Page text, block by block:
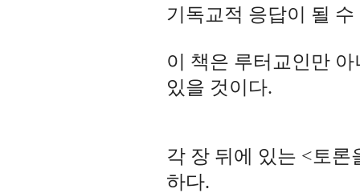
기독교적 응답이 될
이 책은 루터교인만
있을 것이다.
각 장 뒤에 있는 <토
하다.